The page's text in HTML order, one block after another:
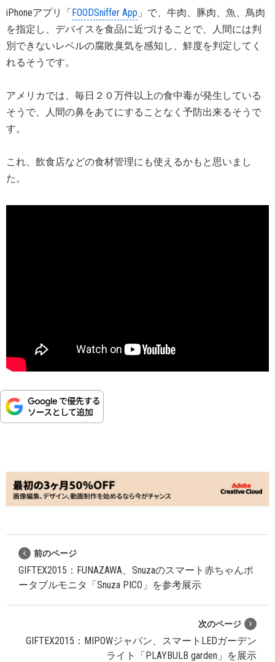
iPhoneアプリ「FOODSniffer App 」で、牛肉、豚肉、魚、鳥肉
を指定し、デバイスを食品に近づけることで、人間には判
別できないレベルの腐敗臭気を感知し、鮮度を判定してく
れるそうです。
アメリカでは、毎日２０万件以上の食中毒が発生している
そうで、人間の鼻をあてにすることなく予防出来るそうで
す。
これ、飲食店などの食材管理にも使えるかもと思いまし
た。
前のページ
GIFTEX2015：FUNAZAWA、Snuzaのスマート赤ちゃんポ
ータブルモニタ「Snuza PICO」を参考展示
次のページ
GIFTEX2015：MIPOWジャパン、スマートLEDガーデン
ライト「PLAYBULB garden」を展示